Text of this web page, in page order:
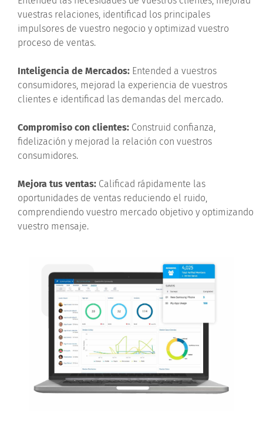
vuestras relaciones, identificad los principales
impulsores de vuestro negocio y optimizad vuestro
proceso de ventas.
Inteligencia de Mercados: Entended a vuestros
consumidores, mejorad la experiencia de vuestros
clientes e identificad las demandas del mercado.
Compromiso con clientes: Construid confianza,
fidelización y mejorad la relación con vuestros
consumidores.
Mejora tus ventas: Calificad rápidamente las
oportunidades de ventas reduciendo el ruido,
comprendiendo vuestro mercado objetivo y optimizando
vuestro mensaje.